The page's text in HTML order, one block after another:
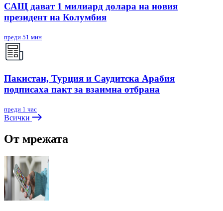
САЩ дават 1 милиард долара на новия
президент на Колумбия
преди 51 мин
Пакистан, Турция и Саудитска Арабия
подписаха пакт за взаимна отбрана
преди 1 час
Всички
От мрежата